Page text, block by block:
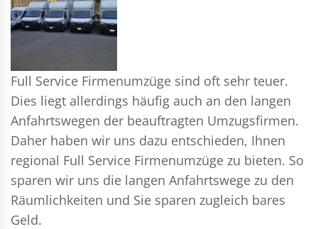
Full Service Firmenumzüge sind oft sehr teuer.
Dies liegt allerdings häufig auch an den langen
Anfahrtswegen der beauftragten Umzugsfirmen.
Daher haben wir uns dazu entschieden, Ihnen
regional Full Service Firmenumzüge zu bieten. So
sparen wir uns die langen Anfahrtswege zu den
Räumlichkeiten und Sie sparen zugleich bares
Geld.